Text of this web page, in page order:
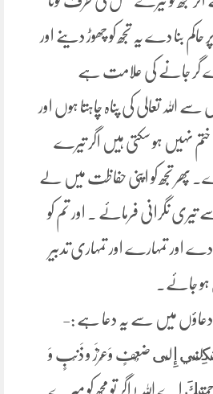
بنا دے یہ تجھ کو چھوڑ دینے اور
گر جانے کی علامت ہے
اللہ تعالی کی پناہ چاہتا ہوں اور
ختم نہیں ہو سکتی ہیں اگر تیرے
پھر تجھ کو اپنی حفاظت میں لے
نگرانی فرمائے ۔ اور تم کو
تمہارے اور تمہاری تدبیر
ہو جائے۔
میں سے یہ دعا ہے :-
إِلَى ضُعْفٍ وَعَرُزَ و ذَنْبٍ وَ
اے اللہ ! اگر تو مجھ کو میرے